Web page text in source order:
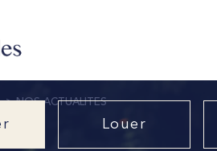
Louer
NOS ACTUALITES